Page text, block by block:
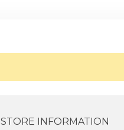
STORE INFORMATION